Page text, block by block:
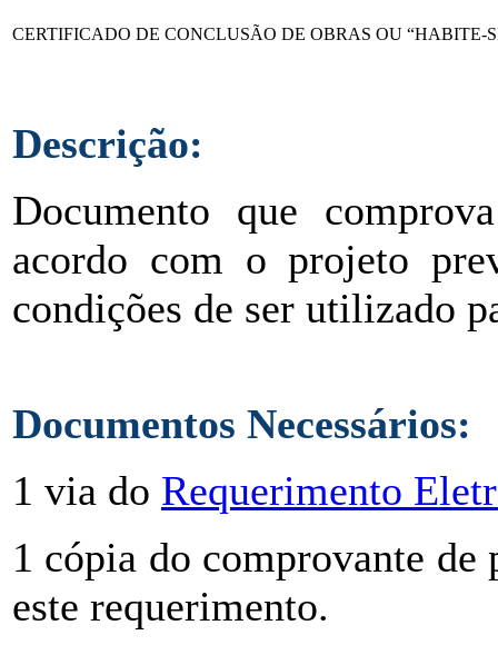
CERTIFICADO DE CONCLUSÃO DE OBRAS OU “HABITE-
Descrição:
Documento que
acordo com o projeto
condições de ser utilizado
Documentos Necessários:
1 via do Requerimento
1 cópia do comprovante de
este requerimento.